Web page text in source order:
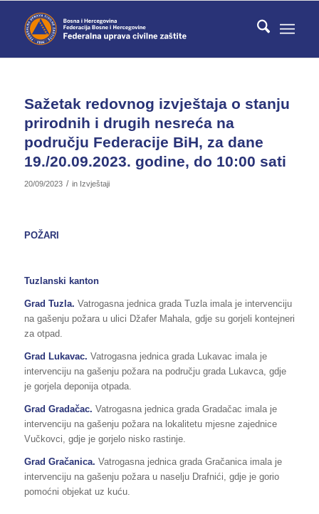
Sažetak redovnog izvještaja o stanju
prirodnih i drugih nesreća na
području Federacije BiH, za dane
19./20.09.2023. godine, do 10:00 sati
20/09/2023 / in Izvještaji
POŽARI
Tuzlanski kanton
Grad Tuzla. Vatrogasna jednica grada Tuzla imala je intervenciju
na gašenju požara u ulici Džafer Mahala, gdje su gorjeli kontejneri
za otpad.
Grad Lukavac. Vatrogasna jednica grada Lukavac imala je
intervenciju na gašenju požara na području grada Lukavca, gdje
je gorjela deponija otpada.
Grad Gradačac. Vatrogasna jednica grada Gradačac imala je
intervenciju na gašenju požara na lokalitetu mjesne zajednice
Vučkovci, gdje je gorjelo nisko rastinje.
Grad Gračanica. Vatrogasna jednica grada Gračanica imala je
intervenciju na gašenju požara u naselju Drafnići, gdje je gorio
pomoćni objekat uz kuću.